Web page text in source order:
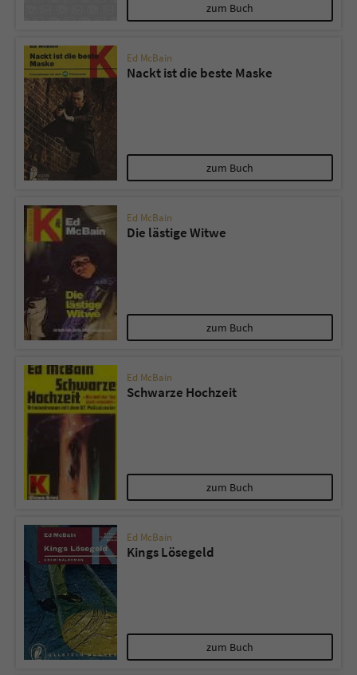
zum Buch
Ed McBain
Nackt ist die beste Maske
zum Buch
Ed McBain
Die lästige Witwe
zum Buch
Ed McBain
Schwarze Hochzeit
zum Buch
Ed McBain
Kings Lösegeld
zum Buch